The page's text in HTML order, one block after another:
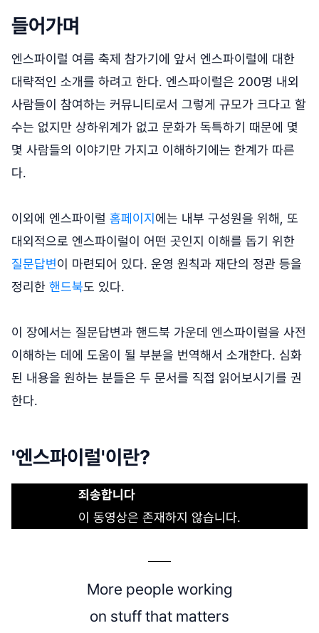
들어가며
엔스파이럴 여름 축제 참가기에 앞서 엔스파이럴에 대한
대략적인 소개를 하려고 한다. 엔스파이럴은 200명 내외
사람들이 참여하는 커뮤니티로서 그렇게 규모가 크다고 할
수는 없지만 상하위계가 없고 문화가 독특하기 때문에 몇
몇 사람들의 이야기만 가지고 이해하기에는 한계가 따른
다.
이외에 엔스파이럴 홈페이지에는 내부 구성원을 위해, 또
대외적으로 엔스파이럴이 어떤 곳인지 이해를 돕기 위한
질문답변이 마련되어 있다. 운영 원칙과 재단의 정관 등을
정리한 핸드북도 있다.
이 장에서는 질문답변과 핸드북 가운데 엔스파이럴을 사전
이해하는 데에 도움이 될 부분을 번역해서 소개한다. 심화
된 내용을 원하는 분들은 두 문서를 직접 읽어보시기를 권
한다.
'엔스파이럴'이란?
죄송합니다
이 동영상은 존재하지 않습니다.
More people working
on stuff that matters